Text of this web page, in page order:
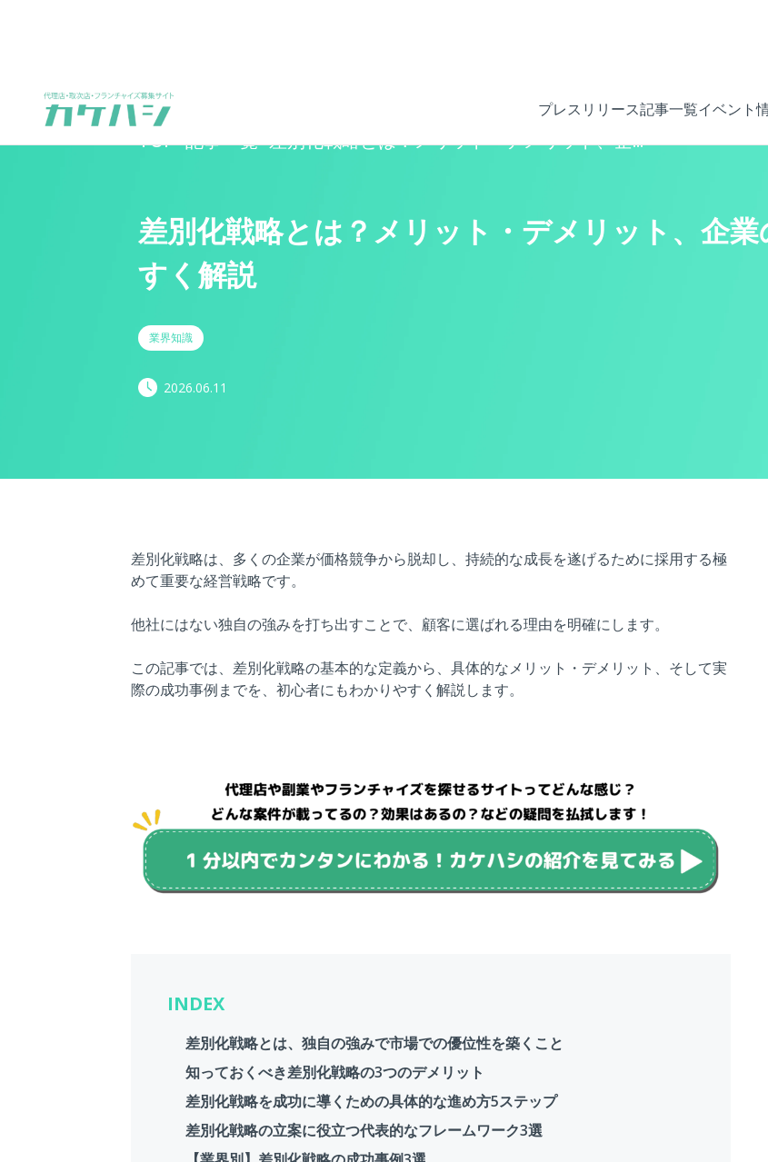
プレスリリース記事一覧イベント
TOP>記事一覧>差別化戦略とは？メリット・デメリット、企...
差別化戦略とは？メリット・デメリット、企
すく解説
業界知識
2026.06.11
差別化戦略は、多くの企業が価格競争から脱却し、持続的な成長を遂げるために採用する極
めて重要な経営戦略です。
他社にはない独自の強みを打ち出すことで、顧客に選ばれる理由を明確にします。
この記事では、差別化戦略の基本的な定義から、具体的なメリット・デメリット、そして実
際の成功事例までを、初心者にもわかりやすく解説します。
INDEX
差別化戦略とは、独自の強みで市場での優位性を築くこと
知っておくべき差別化戦略の3つのデメリット
差別化戦略を成功に導くための具体的な進め方5ステップ
差別化戦略の立案に役立つ代表的なフレームワーク3選